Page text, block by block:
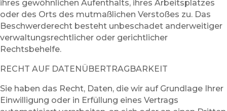
ihres gewöhnlichen Aufenthalts, ihres Arbeitsplatzes
oder des Orts des mutmaßlichen Verstoßes zu. Das
Beschwerderecht besteht unbeschadet anderweitiger
verwaltungsrechtlicher oder gerichtlicher
Rechtsbehelfe.
RECHT AUF DATENÜBERTRAGBARKEIT
Sie haben das Recht, Daten, die wir auf Grundlage Ihrer
Einwilligung oder in Erfüllung eines Vertrags